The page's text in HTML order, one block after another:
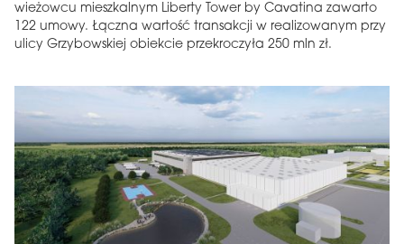
wieżowcu mieszkalnym Liberty Tower by Cavatina zawarto
122 umowy. Łączna wartość transakcji w realizowanym przy
ulicy Grzybowskiej obiekcie przekroczyła 250 mln zł.